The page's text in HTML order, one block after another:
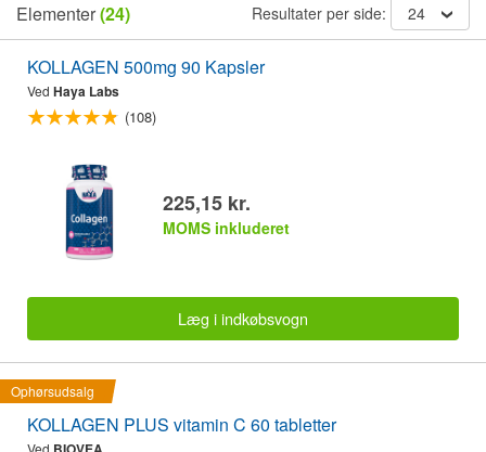
Elementer(24) Resultater per side: 24
KOLLAGEN 500mg 90 Kapsler
Ved Haya Labs
(108)
225,15 kr.
MOMS inkluderet
Læg i indkøbsvogn
Ophørsudsalg
KOLLAGEN PLUS vitamin C 60 tabletter